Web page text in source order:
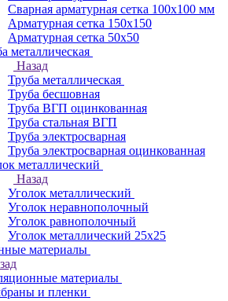
Сварная арматурная сетка 100х100 мм
Арматурная сетка 150х150
Арматурная сетка 50х50
металлическая
Назад
Труба металлическая
Труба бесшовная
Труба ВГП оцинкованная
Труба стальная ВГП
Труба электросварная
Труба электросварная оцинкованная
металлический
Назад
Уголок металлический
Уголок неравнополочный
Уголок равнополочный
Уголок металлический 25х25
материалы
материалы
и пленки